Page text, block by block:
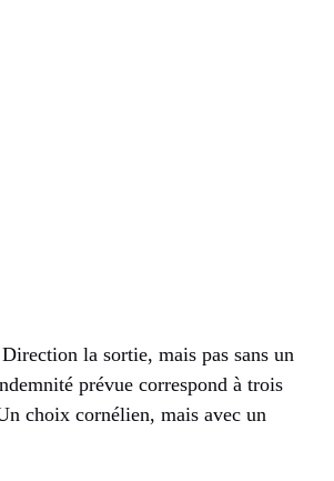
Direction la sortie, mais pas sans un
prévue correspond à trois
choix cornélien, mais avec un